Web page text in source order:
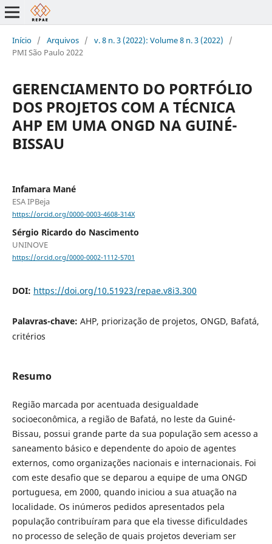
Início / Arquivos / v. 8 n. 3 (2022): Volume 8 n. 3 (2022)
/
PMI São Paulo 2022
GERENCIAMENTO DO PORTFÓLIO
DOS PROJETOS COM A TÉCNICA
AHP EM UMA ONGD NA GUINÉ-
BISSAU
Infamara Mané
ESA IPBeja
https://orcid.org/0000-0003-4608-314X
Sérgio Ricardo do Nascimento
UNINOVE
https://orcid.org/0000-0002-1112-5701
DOI: https://doi.org/10.51923/repae.v8i3.300
Palavras-chave: AHP, priorização de projetos, ONGD, Bafatá,
critérios
Resumo
Região marcada por acentuada desigualdade
socioeconômica, a região de Bafatá, no leste da Guiné-
Bissau, possui grande parte da sua população sem acesso a
saneamento básico e dependente do apoio de agentes
externos, como organizações nacionais e internacionais. Foi
com este desafio que se deparou a equipe de uma ONGD
portuguesa, em 2000, quando iniciou a sua atuação na
localidade. Os inúmeros pedidos apresentados pela
população contribuíram para que ela tivesse dificuldades
no processo de seleção de quais projetos deveriam ser